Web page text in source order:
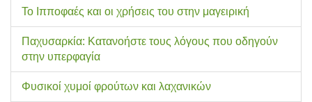
Το Ιπποφαές και οι χρήσεις του στην μαγειρική
Παχυσαρκία: Κατανοήστε τους λόγους που οδηγούν
στην υπερφαγία
Φυσικοί χυμοί φρούτων και λαχανικών